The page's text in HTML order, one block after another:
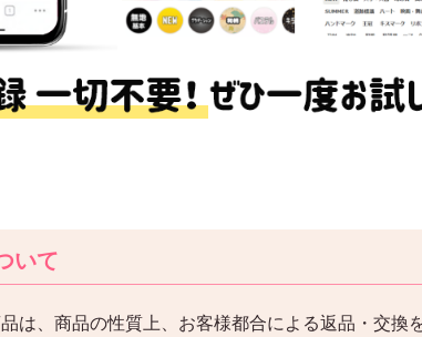
いて
は、商品の性質上、お客様都合による返品・交